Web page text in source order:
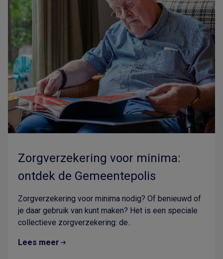
Zorgverzekering voor minima:
ontdek de Gemeentepolis
Zorgverzekering voor minima nodig? Of benieuwd of
je daar gebruik van kunt maken? Het is een speciale
collectieve zorgverzekering: de..
Lees meer